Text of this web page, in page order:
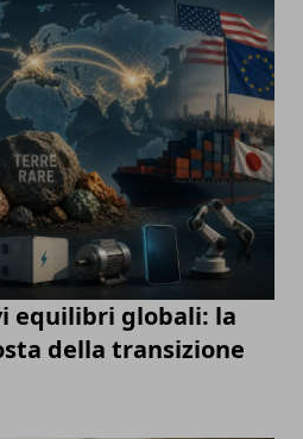
equilibri globali: la
della transizione